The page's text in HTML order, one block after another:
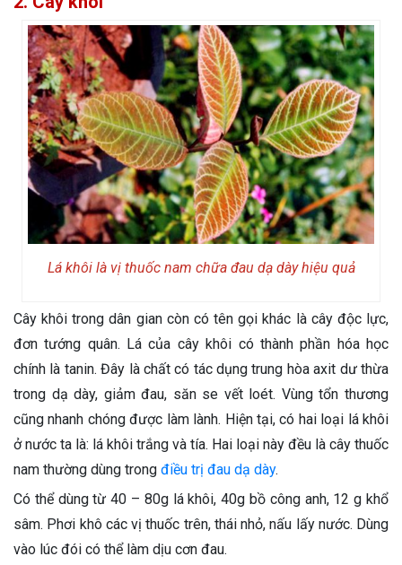
Lá khôi là vị thuốc nam chữa đau dạ dày hiệu quả
Cây khôi trong dân gian còn có tên gọi khác là cây độc lực,
đơn tướng quân. Lá của cây khôi có thành phần hóa học
chính là tanin. Đây là chất có tác dụng trung hòa axit dư thừa
trong dạ dày, giảm đau, săn se vết loét. Vùng tổn thương
cũng nhanh chóng được làm lành. Hiện tại, có hai loại lá khôi
ở nước ta là: lá khôi trắng và tía. Hai loại này đều là cây thuốc
nam thường dùng trong điều trị đau dạ dày.
Có thể dùng từ 40 – 80g lá khôi, 40g bồ công anh, 12 g khổ
sâm. Phơi khô các vị thuốc trên, thái nhỏ, nấu lấy nước. Dùng
vào lúc đói có thể làm dịu cơn đau.